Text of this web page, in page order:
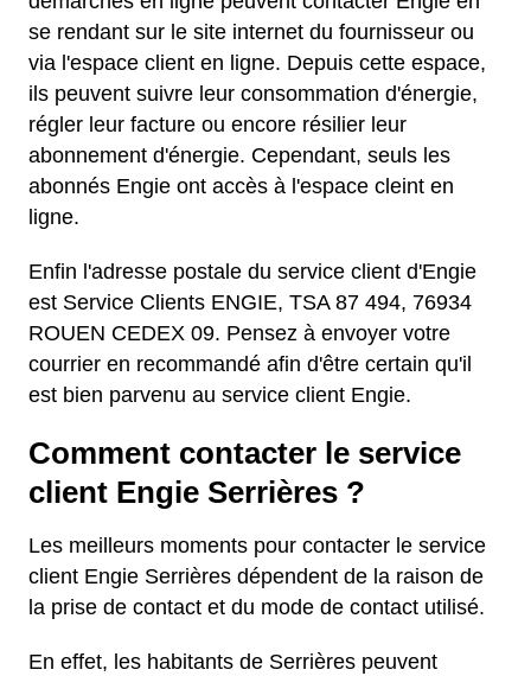
se rendant sur le site internet du fournisseur ou
via l'espace client en ligne. Depuis cette espace,
ils peuvent suivre leur consommation d'énergie,
régler leur facture ou encore résilier leur
abonnement d'énergie. Cependant, seuls les
abonnés Engie ont accès à l'espace cleint en
ligne.
Enfin l'adresse postale du service client d'Engie
est Service Clients ENGIE, TSA 87 494, 76934
ROUEN CEDEX 09. Pensez à envoyer votre
courrier en recommandé afin d'être certain qu'il
est bien parvenu au service client Engie.
Comment contacter le service
client Engie Serrières ?
Les meilleurs moments pour contacter le service
client Engie Serrières dépendent de la raison de
la prise de contact et du mode de contact utilisé.
En effet, les habitants de Serrières peuvent